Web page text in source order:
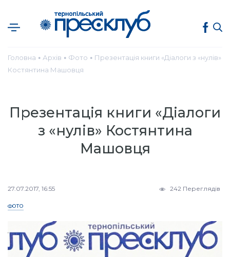
Головна ● Архів ● Фото ● Презентація книги «Діалоги з «нулів»
Костянтина Машовця
Презентація книги «Діалоги
з «нулів» Костянтина
Машовця
27.07.2017, 16:55 242 Переглядів
ФОТО